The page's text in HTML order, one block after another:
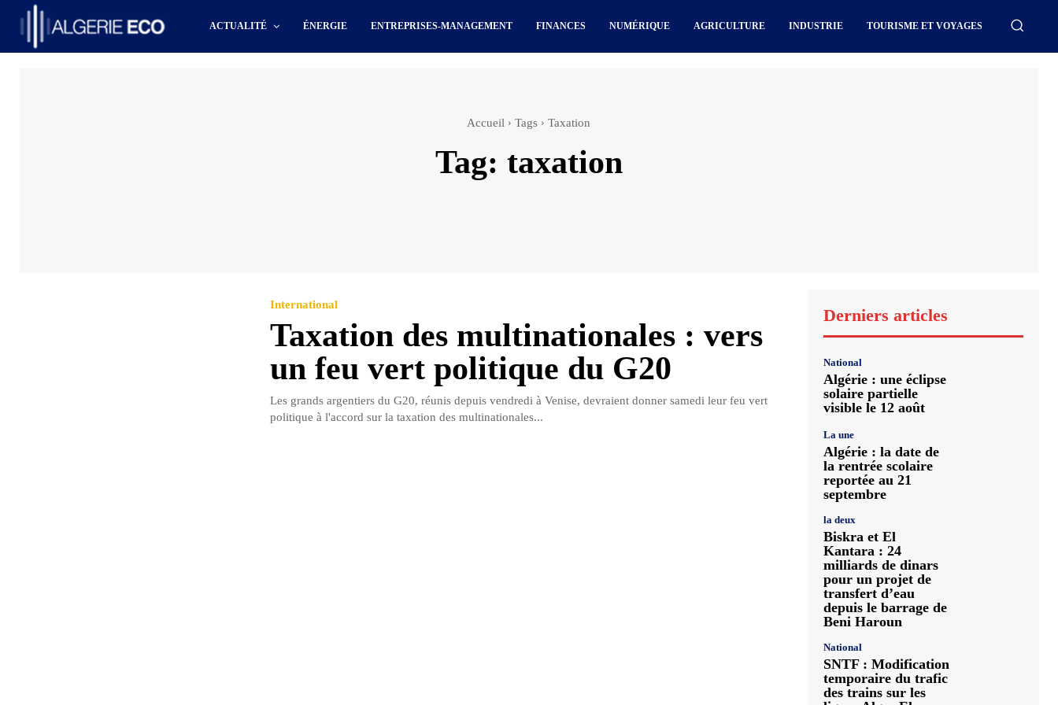
ACTUALITÉ ÉNERGIE ENTREPRISES-MANAGEMENT FINANCES NUMÉRIQUE AGRICULTURE INDUSTRIE TOURISME ET VOYAGES
Accueil Tags Taxation
Tag: taxation
International
Taxation des multinationales : vers
un feu vert politique du G20
Les grands argentiers du G20, réunis depuis vendredi à Venise, devraient donner samedi leur feu vert
politique à l'accord sur la taxation des multinationales...
Derniers articles
National
Algérie : une éclipse
solaire partielle
visible le 12 août
La une
Algérie : la date de
la rentrée scolaire
reportée au 21
septembre
la deux
Biskra et El
Kantara : 24
milliards de dinars
pour un projet de
transfert d’eau
depuis le barrage de
Beni Haroun
National
SNTF : Modification
temporaire du trafic
des trains sur les